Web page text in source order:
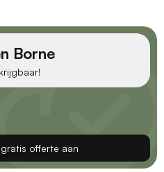
Borne
offerte aan